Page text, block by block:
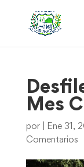
Mes
por Ene 31,
Comentarios